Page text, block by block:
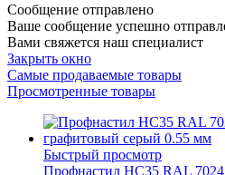
Сообщение отправлено
Ваше сообщение успешно
Вами свяжется наш специалист
Закрыть окно
Самые продаваемые товары
Просмотренные товары
Быстрый просмотр
Профнастил НС35 RAL 7024